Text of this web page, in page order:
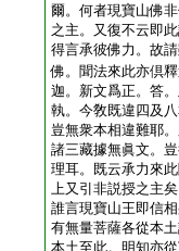
爾。何者現寶山佛
之主。又復不云即
得言承彼佛力。故
佛。聞法來此亦倶
迦。新文爲正。答
執。今敎既違四及
豈無衆本相違難耶
諸三藏據無眞文。
理耳。既云承力來
上又引非説授之主
誰言現寶山王即信
有無量菩薩各從本
本土至此。明知亦